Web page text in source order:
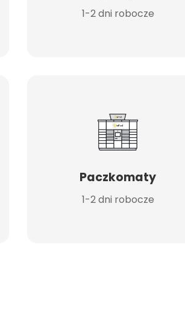
1-2 dni robocze
Paczkomaty
1-2 dni robocze